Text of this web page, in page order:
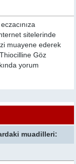
sitelerinde
muayene ederek
Göz
yorum
muadilleri: